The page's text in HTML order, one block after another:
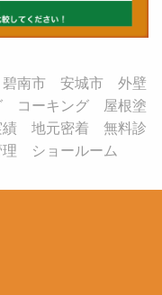
南市 安城市 外壁
コーキング 屋根塗
地元密着 無料診
ショールーム